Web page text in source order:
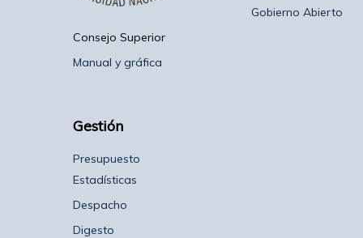
Gobierno Abierto
Consejo Superior
Manual y gráfica
Gestión
Presupuesto
Estadísticas
Despacho
Digesto